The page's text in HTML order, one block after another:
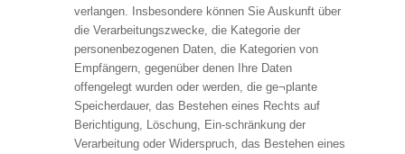
verlangen. Insbesondere können Sie Auskunft über
die Verarbeitungszwecke, die Kategorie der
personenbezogenen Daten, die Kategorien von
Empfängern, gegenüber denen Ihre Daten
offengelegt wurden oder werden, die ge¬plante
Speicherdauer, das Bestehen eines Rechts auf
Berichtigung, Löschung, Ein-schränkung der
Verarbeitung oder Widerspruch, das Bestehen eines